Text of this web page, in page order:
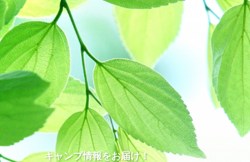
キャンプ情報をお届け！